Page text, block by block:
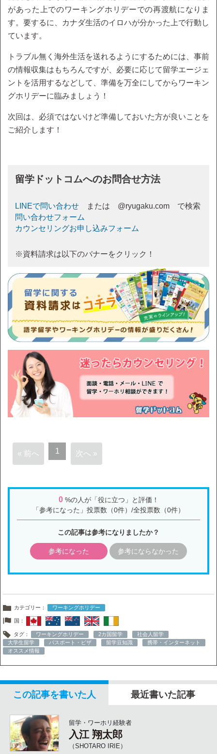
があった上でのワーキングホリデーでの再渡航になりま
す。要するに、カナダ生活のイロハが分かった上で行動し
ています。
トラブル無く海外生活を送れるようにするためには、事前
の情報収集はもちろんですが、必要に応じて留学エージェ
ントを活用するなどして、準備を万全にしてからワーキン
グホリデーに臨みましょう！
次回は、必須ではないけど準備しておいた方が良いことを
ご紹介します！
留学ドットコムへのお問合せ方法
LINEで問い合わせ または @ryugaku.com で検索
問い合わせフォーム
カウンセリングお申し込みフォーム
※資料請求は以下のバナーをクリック！
« 前へ 1 次へ »
0%の人が「役に立つ」と評価！
「参考になった」投票数（0件）/全投票数（0件）
この記事は参考になりましたか？
参考になった 参考にならなかった
カテゴリー： ワーキングホリデー
国：
タグ： ワーキングホリデー 2カ国留学
社会人留学
大学生留学
パスポート・ビザ 留学豆知識
携帯・インターネット
オススメ情報
この記事を書いた人 最近書いた記事
留学・ワーホリ経験者
入江 翔太郎
（SHOTARO IRIE）